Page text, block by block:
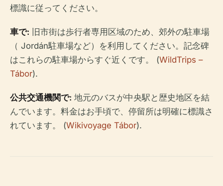
標識に従ってください。
車で: 旧市街は歩行者専用区域のため、郊外の駐車場
（ Jordán駐車場など）を利用してください。記念碑
はこれらの駐車場からすぐ近くです。 (WildTrips –
Tábor).
公共交通機関で: 地元のバスが中央駅と歴史地区を結
んでいます。料金はお手頃で、停留所は明確に標識さ
れています。 (Wikivoyage Tábor).